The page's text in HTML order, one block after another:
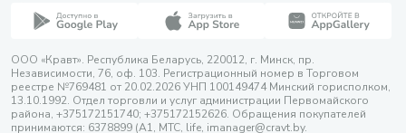
ООО «Кравт». Республика Беларусь, 220012, г. Минск, пр.
Независимости, 76, оф. 103. Регистрационный номер в Торговом
реестре №769481 от 20.02.2026 УНП 100149474 Минский горисполком,
13.10.1992. Отдел торговли и услуг администрации Первомайского
района, +375172151740; +375172152626. Обращения покупателей
принимаются: 6378899 (А1, МТС, life, imanager@cravt.by.